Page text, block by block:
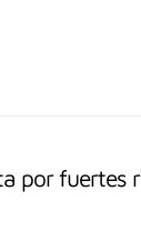
por fuertes